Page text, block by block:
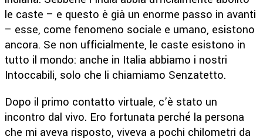
le caste – e questo è già un enorme passo in avanti
– esse, come fenomeno sociale e umano, esistono
ancora. Se non ufficialmente, le caste esistono in
tutto il mondo: anche in Italia abbiamo i nostri
Intoccabili, solo che li chiamiamo Senzatetto.
Dopo il primo contatto virtuale, c’è stato un
incontro dal vivo. Ero fortunata perché la persona
che mi aveva risposto, viveva a pochi chilometri da